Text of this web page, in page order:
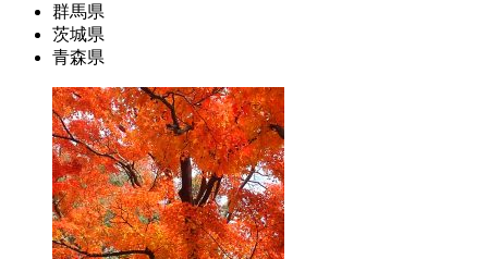
群馬県
茨城県
青森県